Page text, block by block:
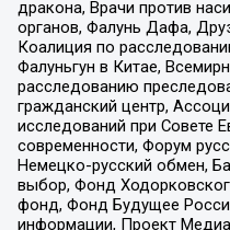
дракона, Врачи против
органов, Фалунь Дафа,
Коалиция по
Фалуньгун в Китае,
расследованию
гражданский центр,
исследований при Совете
современности, Форум
Немецко-русский обмен,
выбор, Фонд
фонд, Фонд Будущее
информации, Проект